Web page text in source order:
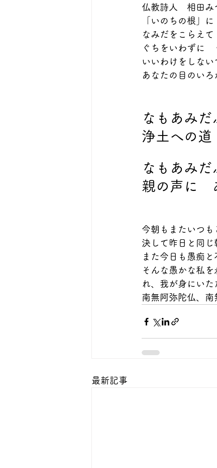
仏教詩人　相田み
「いのちの根」に
なみだをこらえ
ぐちをいわずに
いいわけをしな
あなたの目のい
なもあみ
浄土への道
なもあみ
親の声に　
今朝もまたいつも
決して昨日と同じ
また今日も愚痴と
そんな愚かな私
れ、我が身にいた
南無阿弥陀仏、南
最新記事